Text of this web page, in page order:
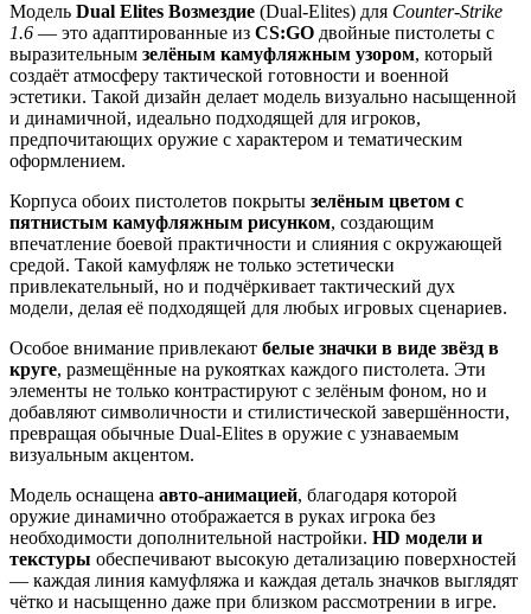
Модель Dual Elites Возмездие (Dual-Elites) для Counter-Strike
1.6 — это адаптированные из CS:GO двойные пистолеты с
выразительным зелёным камуфляжным узором, который
создаёт атмосферу тактической готовности и военной
эстетики. Такой дизайн делает модель визуально насыщенной
и динамичной, идеально подходящей для игроков,
предпочитающих оружие с характером и тематическим
оформлением.
Корпуса обоих пистолетов покрыты зелёным цветом с
пятнистым камуфляжным рисунком, создающим
впечатление боевой практичности и слияния с окружающей
средой. Такой камуфляж не только эстетически
привлекательный, но и подчёркивает тактический дух
модели, делая её подходящей для любых игровых сценариев.
Особое внимание привлекают белые значки в виде звёзд в
круге, размещённые на рукоятках каждого пистолета. Эти
элементы не только контрастируют с зелёным фоном, но и
добавляют символичности и стилистической завершённости,
превращая обычные Dual-Elites в оружие с узнаваемым
визуальным акцентом.
Модель оснащена авто-анимацией, благодаря которой
оружие динамично отображается в руках игрока без
необходимости дополнительной настройки. HD модели и
текстуры обеспечивают высокую детализацию поверхностей
— каждая линия камуфляжа и каждая деталь значков выглядят
чётко и насыщенно даже при близком рассмотрении в игре.